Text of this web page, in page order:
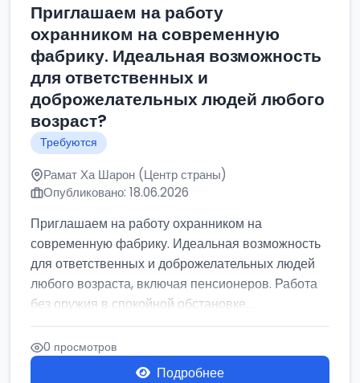
Приглашаем на работу
охранником на современную
фабрику. Идеальная возможность
для ответственных и
доброжелательных людей любого
возраст?
Требуются
Рамат Ха Шарон (Центр страны)
Опубликовано: 18.06.2026
Приглашаем на работу охранником на
современную фабрику. Идеальная возможность
для ответственных и доброжелательных людей
любого возраста, включая пенсионеров. Работа
без оружия в спокойной обстановке....
0 просмотров
Подробнее